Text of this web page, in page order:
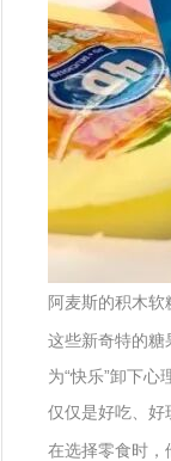
阿麦斯的积木
这些新奇特的糖
为“快乐”卸下心
仅仅是好吃、好
在选择零食时，